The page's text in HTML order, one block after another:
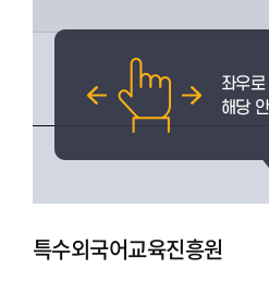
특수외국어교육진흥원